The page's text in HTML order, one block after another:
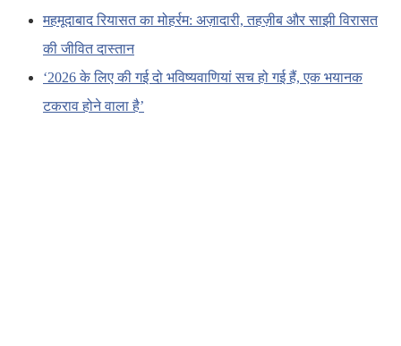
महमूदाबाद रियासत का मोहर्रम: अज़ादारी, तहज़ीब और साझी विरासत
की जीवित दास्तान
‘2026 के लिए की गई दो भविष्यवाणियां सच हो गई हैं, एक भयानक
टकराव होने वाला है’